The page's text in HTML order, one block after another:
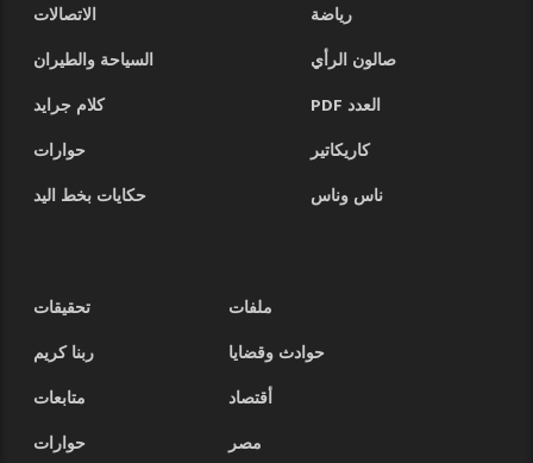
رياضة
الاتصالات
صالون الرأي
السياحة والطيران
العدد PDF
كلام جرايد
كاريكاتير
حوارات
ناس وناس
حكايات بخط اليد
ملفات
تحقيقات
حوادث وقضايا
ربنا كريم
أقتصاد
متابعات
مصر
حوارات